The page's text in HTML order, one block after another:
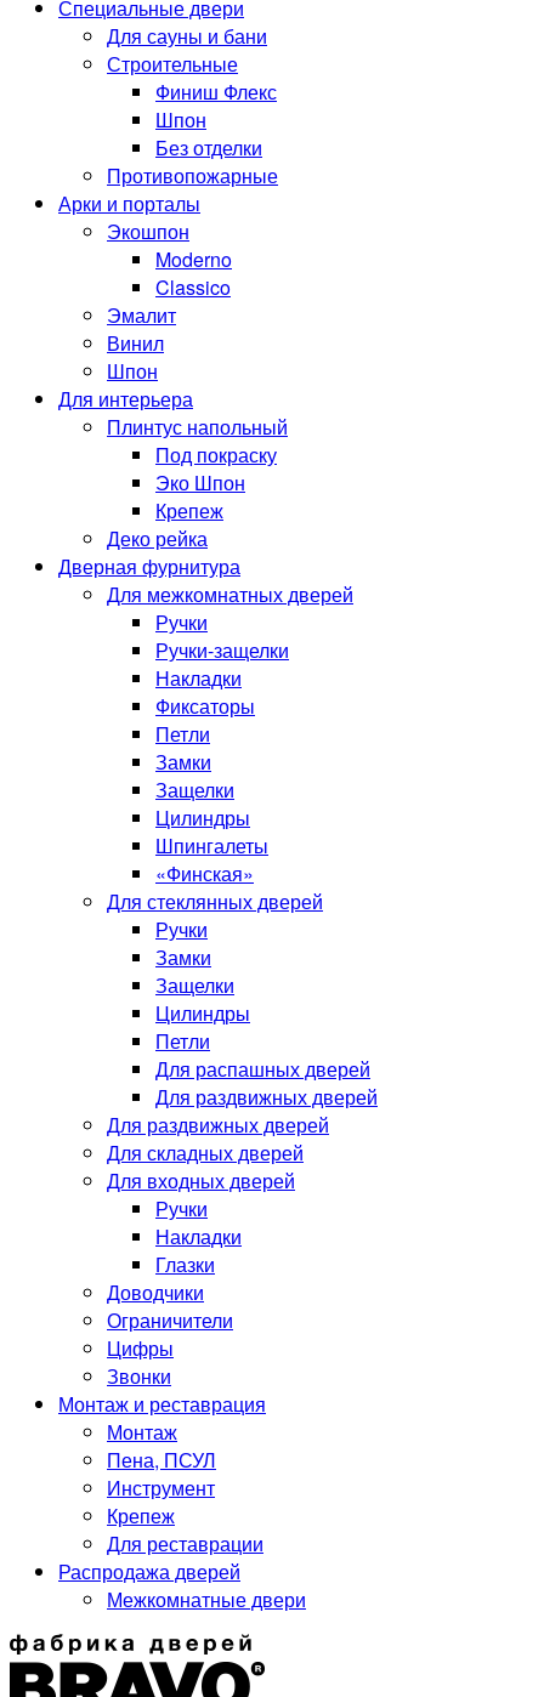
Специальные двери
Для сауны и бани
Строительные
Финиш Флекс
Шпон
Без отделки
Противопожарные
Арки и порталы
Экошпон
Moderno
Classico
Эмалит
Винил
Шпон
Для интерьера
Плинтус напольный
Под покраску
Эко Шпон
Крепеж
Деко рейка
Дверная фурнитура
Для межкомнатных дверей
Ручки
Ручки-защелки
Накладки
Фиксаторы
Петли
Замки
Защелки
Цилиндры
Шпингалеты
«Финская»
Для стеклянных дверей
Ручки
Замки
Защелки
Цилиндры
Петли
Для распашных дверей
Для раздвижных дверей
Для раздвижных дверей
Для складных дверей
Для входных дверей
Ручки
Накладки
Глазки
Доводчики
Ограничители
Цифры
Звонки
Монтаж и реставрация
Монтаж
Пена, ПСУЛ
Инструмент
Крепеж
Для реставрации
Распродажа дверей
Межкомнатные двери